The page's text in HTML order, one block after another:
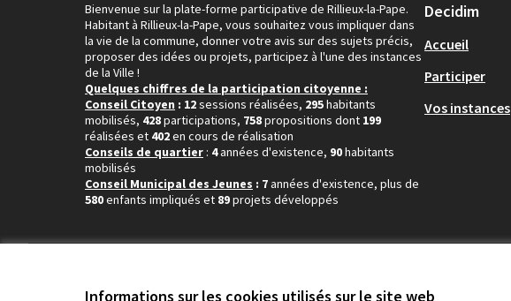
Informations sur les cookies utilisés sur le site web
Bienvenue sur la plate-forme participative de Rillieux-la-Pape.
Habitant à Rillieux-la-Pape, vous souhaitez vous impliquer dans
la vie de la commune, donner votre avis sur des sujets précis,
proposer des idées ou projets, participez à l'une des instances
de la Ville !
Quelques chiffres de la participation citoyenne :
Conseil Citoyen : 12sessions réalisées, 295habitants
mobilisés, 428participations, 758propositions dont 199
réalisées et 402en cours de réalisation
Conseils de quartier : 4années d'existence, 90habitants
mobilisés
Conseil Municipal des Jeunes : 7années d'existence, plus de
580enfants impliqués et 89projets développés
Decidim
Accueil
Participer
Vos instances